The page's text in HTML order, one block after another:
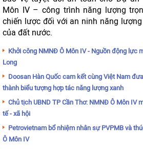
Môn IV – công trình năng lượng
chiến lược đối với an ninh năng
của đất nước.
Khởi công NMNĐ Ô Môn IV - Nguồn động lực
Long
Doosan Hàn Quốc cam kết cùng Việt Nam
thành biểu tượng hợp tác năng lượng xanh
Chủ tịch UBND TP Cần Thơ: NMNĐ Ô Môn IV
tế - xã hội
Petrovietnam bổ nhiệm nhân sự PVPMB và
Ô Môn IV